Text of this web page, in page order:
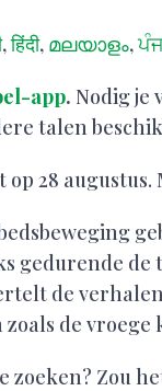
,हिंदी, മലയാളം,
app. Nodig je
talen
op 28
gedurende de
de
de vroege
zoeken? Zou